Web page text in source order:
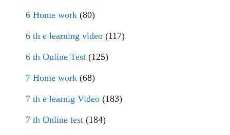
6 Home work (80)
6 th e learning video (117)
6 th Online Test (125)
7 Home work (68)
7 th e learnig Video (183)
7 th Online test (184)